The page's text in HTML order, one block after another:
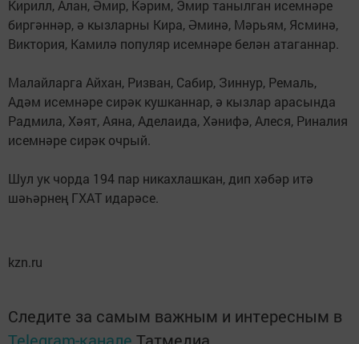
Кирилл, Алан, Әмир, Кәрим, Эмир танылган исемнәре
биргәннәр, ә кызларны Кира, Әминә, Мәрьям, Ясминә,
Виктория, Камилә популяр исемнәре белән атаганнар.
Малайларга Айхан, Ризван, Сабир, Зиннур, Ремаль,
Адәм исемнәре сирәк кушканнар, ә кызлар арасында
Радмила, Хәят, Аяна, Аделаида, Хәнифә, Алеся, Риналия
исемнәре сирәк очрый.
Шул ук чорда 194 пар никахлашкан, дип хәбәр итә
шәһәрнең ГХАТ идарәсе.
kzn.ru
Следите за самым важным и интересным в
Telegram-канале Татмедиа